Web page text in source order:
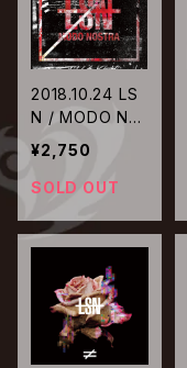
2018.10.24 LS
N / MODO NO
STRA
¥2,750
SOLD OUT